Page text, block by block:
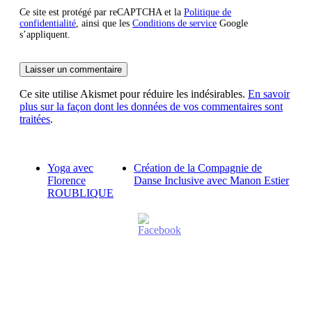
Ce site est protégé par reCAPTCHA et la Politique de
confidentialité , ainsi que les Conditions de service Google
s’appliquent.
Ce site utilise Akismet pour réduire les indésirables. En savoir
plus sur la façon dont les données de vos commentaires sont
traitées.
Yoga avec
Florence
ROUBLIQUE
Création de la Compagnie de
Danse Inclusive avec Manon Estier